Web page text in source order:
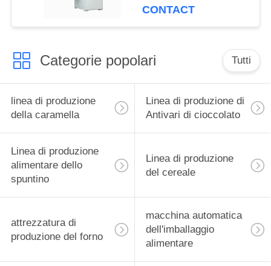
CONTACT
Categorie popolari Tutti
linea di produzione
della caramella
Linea di produzione di
Antivari di cioccolato
Linea di produzione
alimentare dello
spuntino
Linea di produzione
del cereale
attrezzatura di
produzione del forno
macchina automatica
dell'imballaggio
alimentare